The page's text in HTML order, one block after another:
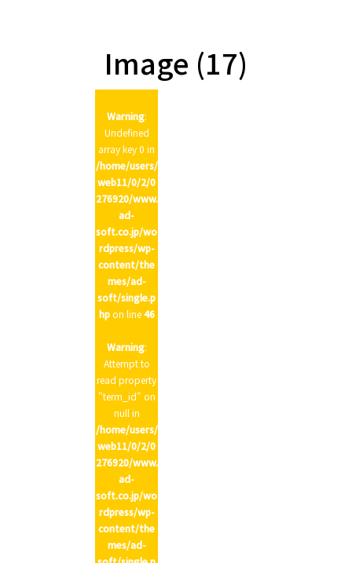
Image (17)
Warning:
Undefined
array key 0 in
/home/users/
web11/0/2/0
276920/www.
ad-
soft.co.jp/wo
rdpress/wp-
content/the
mes/ad-
soft/single.p
hpon line46
Warning:
Attempt to
read property
"term_id" on
null in
/home/users/
web11/0/2/0
276920/www.
ad-
soft.co.jp/wo
rdpress/wp-
content/the
mes/ad-